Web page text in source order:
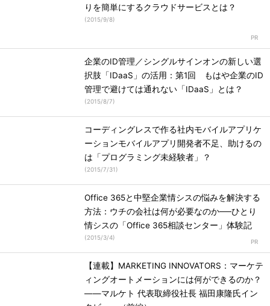
りを簡単にするクラウドサービスとは？
(2015/9/8)
企業のID管理／シングルサインオンの新しい選
択肢「IDaaS」の活用：第1回 もはや企業のID
管理で避けては通れない「IDaaS」とは？
(2015/8/7)
コーディングレスで作る社内モバイルアプリケ
ーションモバイルアプリ開発者不足、助けるの
は「プログラミング未経験者」？
(2015/7/31)
Office 365と中堅企業情シスの悩みを解決する
方法：ウチの会社は何が必要なのか──ひとり
情シスの「Office 365相談センター」体験記
(2015/3/4)
【連載】MARKETING INNOVATORS：マーケテ
ィングオートメーションには何ができるのか？
――マルケト 代表取締役社長 福田康隆氏イン